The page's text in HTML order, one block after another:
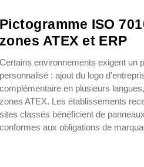
Pictogramme ISO
zones ATEX et ERP
Certains environnements exigent un
personnalisé : ajout du logo
complémentaire en plusieurs
zones ATEX. Les établissements
sites classés bénéficient de
conformes aux obligations de